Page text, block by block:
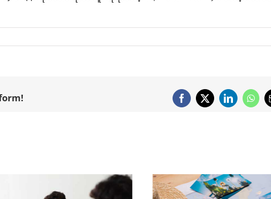
Facebook
X LinkedIn